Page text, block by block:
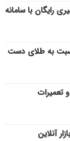
رایگان با سامانه
به طلای دست
آنلاین